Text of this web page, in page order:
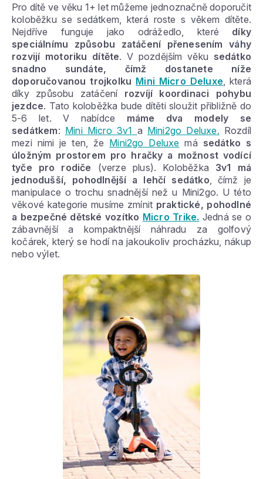
Pro dítě ve věku 1+ let můžeme jednoznačně doporučit
koloběžku se sedátkem, která roste s věkem dítěte.
Nejdříve funguje jako odrážedlo, které díky
speciálnímu způsobu zatáčení přenesením váhy
rozvijí motoriku dítěte. V pozdějším věku sedátko
snadno sundáte, čímž dostanete níže
doporučovanou trojkolku Mini Micro Deluxe , která
díky způsobu zatáčení rozvíjí koordinaci pohybu
jezdce. Tato koloběžka bude dítěti sloužit přibližně do
5-6 let. V nabídce máme dva modely se
sedátkem: Mini Micro 3v1 a Mini2go Deluxe. Rozdíl
mezi nimi je ten, že Mini2go Deluxe má sedátko s
úložným prostorem pro hračky a možnost vodící
tyče pro rodiče (verze plus). Koloběžka 3v1 má
jednodušší, pohodlnější a lehčí sedátko , čímž je
manipulace o trochu snadnější než u Mini2go. U této
věkové kategorie musíme zmínit praktické, pohodlné
a bezpečné dětské vozítko Micro Trike. Jedná se o
zábavnější a kompaktnější náhradu za golfový
kočárek, který se hodí na jakoukoliv procházku, nákup
nebo výlet.